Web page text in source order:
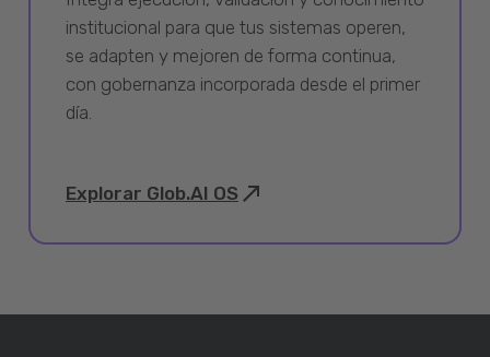
institucional para que tus sistemas operen,
se adapten y mejoren de forma continua,
con gobernanza incorporada desde el primer
día.
Explorar Glob.AI OS